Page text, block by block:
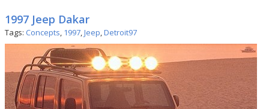
1997 Jeep Dakar
Tags: Concepts, 1997,Jeep,Detroit97